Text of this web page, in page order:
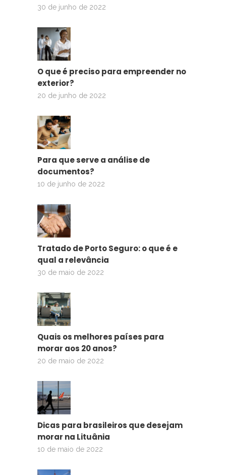
30 de junho de 2022
O que é preciso para empreender no
exterior?
20 de junho de 2022
Para que serve a análise de
documentos?
10 de junho de 2022
Tratado de Porto Seguro: o que é e
qual a relevância
30 de maio de 2022
Quais os melhores países para
morar aos 20 anos?
20 de maio de 2022
Dicas para brasileiros que desejam
morar na Lituânia
10 de maio de 2022